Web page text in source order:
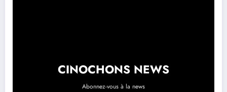
CINOCHONS NEWS
Abonnez-vous à la news